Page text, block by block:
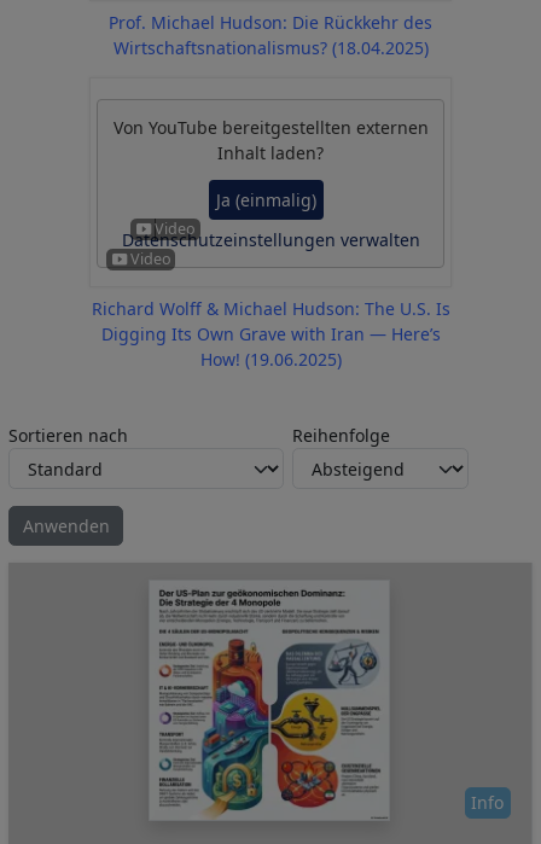
Prof. Michael Hudson: Die Rückkehr des
Wirtschaftsnationalismus? (18.04.2025)
Von YouTube bereitgestellten externen
Inhalt laden?
Ja (einmalig)
Datenschutzeinstellungen verwalten
Richard Wolff & Michael Hudson: The U.S. Is
Digging Its Own Grave with Iran — Here’s
How! (19.06.2025)
Sortieren nach Reihenfolge
Info